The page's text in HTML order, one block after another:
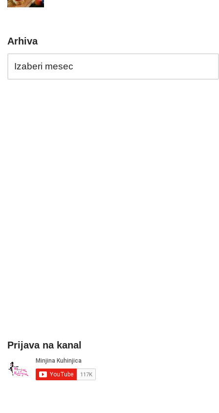
Arhiva
Prijava na kanal